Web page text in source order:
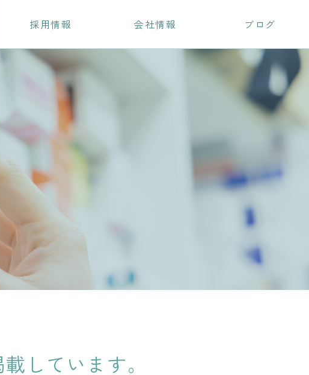
採用情報 会社情報 ブログ
しています。